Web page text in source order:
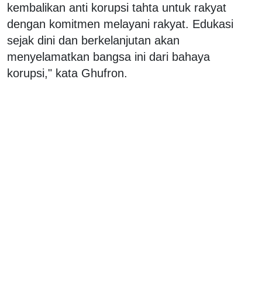
kembalikan anti korupsi tahta untuk rakyat
dengan komitmen melayani rakyat. Edukasi
sejak dini dan berkelanjutan akan
menyelamatkan bangsa ini dari bahaya
korupsi," kata Ghufron.